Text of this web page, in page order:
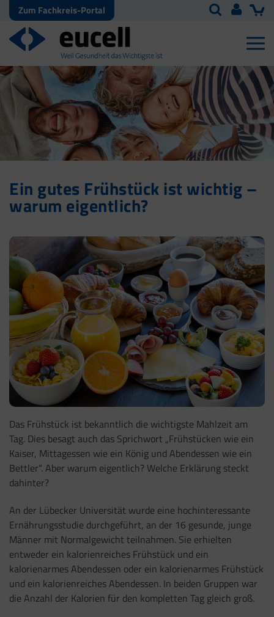
Zum Fachkreis-Portal
Ein gutes Frühstück ist wichtig –
warum eigentlich?
Das Frühstück ist bekanntlich die wichtigste Mahlzeit am
Tag. Dies besagt auch das Sprichwort „Frühstücken wie ein
Kaiser, Mittagessen wie ein König und Abendessen wie ein
Bettler“. Aber warum eigentlich? Welche Erklärung steckt
dahinter?
An der Lübecker Universität wurde eine hochinteressante
Ernährungsstudie durchgeführt, an der 16 gesunde, junge
Männer mit Normalgewicht teilnahmen. Sie erhielten
entweder ein kalorienreiches Frühstück und ein
kalorienarmes Abendessen oder ein kalorienarmes Frühstück
und ein kalorienreiches Abendessen. In beiden Gruppen war
die Anzahl der Kalorien für den kompletten Tag gleich groß.